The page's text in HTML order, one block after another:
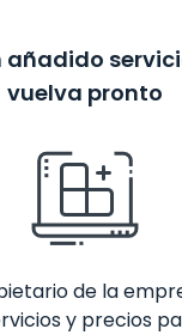
añadido
vuelva pronto
de la
y precios